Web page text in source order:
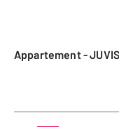
Appartement -